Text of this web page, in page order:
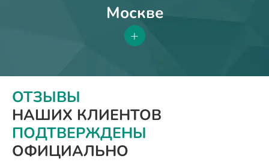
Москве
+
ОТЗЫВЫ
НАШИХ КЛИЕНТОВ
ПОДТВЕРЖДЕНЫ
ОФИЦИАЛЬНО